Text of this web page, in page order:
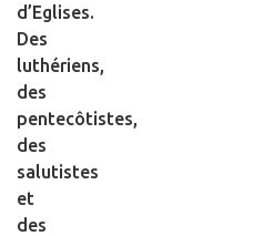
d’Eglises.
Des
luthériens,
des
pentecôtistes,
des
salutistes
et
des